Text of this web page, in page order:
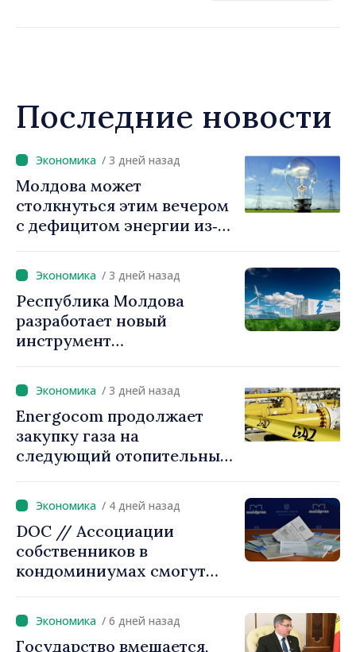
Последние новости
/ 3 дней назад
Молдова может
столкнуться этим вечером
с дефицитом энергии из‑за
Власти призывают граждан
экономить
электроэнергию
/ 3 дней назад
Республика Молдова
разработает новый
инструмент
для инвестиций в системы
накопления энергии
/ 3 дней назад
Energocom продолжает
закупку газа на
следующий отопительный
/ 4 дней назад
DOC // Ассоциации
собственников в
кондоминиумах смогут
повышение
энергоэффективности
/ 6 дней назад
Государство вмешается,